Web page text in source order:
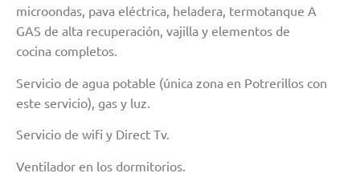
microondas, pava eléctrica, heladera, termotanque A
GAS de alta recuperación, vajilla y elementos de
cocina completos.
Servicio de agua potable (única zona en Potrerillos con
este servicio), gas y luz.
Servicio de wifi y Direct Tv.
Ventilador en los dormitorios.